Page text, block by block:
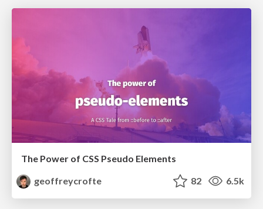
The Power of CSS Pseudo Elements
geoffreycrofte
82 6.5k